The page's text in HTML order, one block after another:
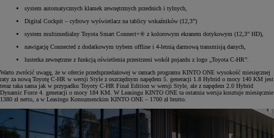
system automatycznych klamek zewnętrznych przednich i tylnych,
Digital Cockpit – cyfrowy wyświetlacz na tablicy wskaźników (12,3”)
system multimedialny Toyota Smart Connect+® z kolorowym ekranem dotykowym (12,3” HD),
nawigację Connected z dodatkowym trybem offline i 4-letnią darmową transmisją danych,
lusterka zewnętrzne z funkcją oświetlenia przestrzeni wokół pojazdu z logo „Toyota C-HR”.
Warto zwrócić uwagę, że w ofercie przedsprzedażowej w ramach programu KINTO ONE wysokość miesięcznej
raty za nową Toyotę C-HR w wersji Style z oszczędnym napędem 5. generacji 1.8 Hybrid o mocy 140 KM jest
teraz taka sama jak w przypadku Toyoty C-HR Final Edition w wersji Style, ale z napędem 2.0 Hybrid
Dynamic Force 4. generacji o mocy 184 KM. W Leasingu KINTO ONE ta ostatnia wersja kosztuje miesięcznie
1380 zł netto, a w Leasingu Konsumenckim KINTO ONE – 1700 zł brutto.